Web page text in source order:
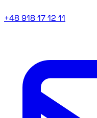
+48 918 17 12 11